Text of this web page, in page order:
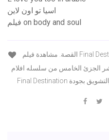
اسيا تو اون لاين
فيلم on body and soul
الجزئ الخامس من سلسله افلام